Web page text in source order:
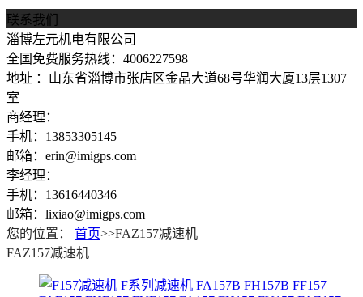
联系我们
淄博左元机电有限公司
全国免费服务热线：4006227598
地址 ：山东省淄博市张店区金晶大道68号华润大厦13层1307
室
商经理：
手机：13853305145
邮箱：erin@imigps.com
李经理：
手机：13616440346
邮箱：lixiao@imigps.com
您的位置：
首页>>FAZ157减速机
FAZ157减速机